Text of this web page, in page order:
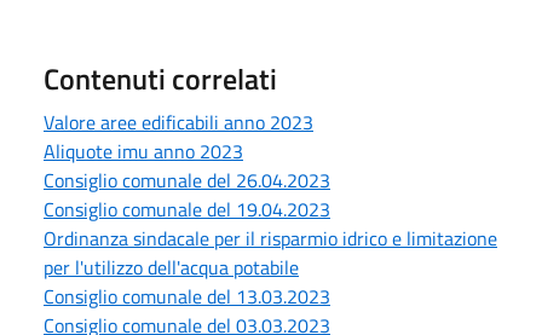
Contenuti correlati
Valore aree edificabili anno 2023
Aliquote imu anno 2023
Consiglio comunale del 26.04.2023
Consiglio comunale del 19.04.2023
Ordinanza sindacale per il risparmio idrico e limitazione
per l'utilizzo dell'acqua potabile
Consiglio comunale del 13.03.2023
Consiglio comunale del 03.03.2023